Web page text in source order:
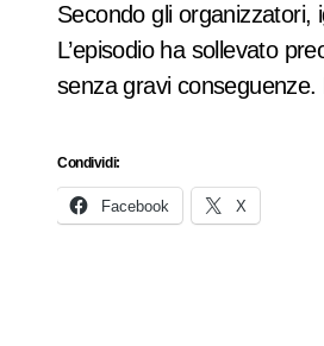
Secondo gli organizzatori,
L’episodio ha sollevato
senza gravi
Condividi:
Facebook X